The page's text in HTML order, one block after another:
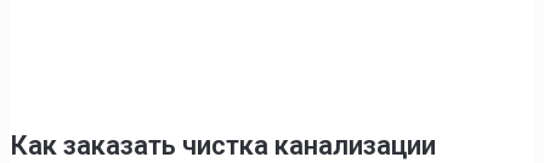
Как заказать чистка канализации